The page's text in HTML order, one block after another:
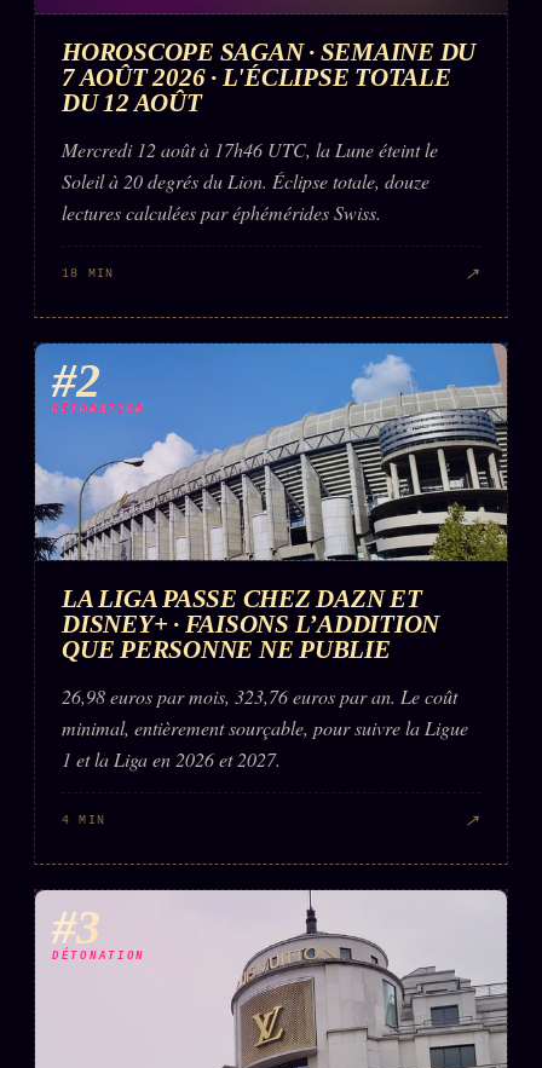
HOROSCOPE SAGAN · SEMAINE DU
7 AOÛT 2026 · L'ÉCLIPSE TOTALE
DU 12 AOÛT
Mercredi 12 août à 17h46 UTC, la Lune éteint le
Soleil à 20 degrés du Lion. Éclipse totale, douze
lectures calculées par éphémérides Swiss.
18 MIN ↗
#2
DÉTONATION
LA LIGA PASSE CHEZ DAZN ET
DISNEY+ · FAISONS L’ADDITION
QUE PERSONNE NE PUBLIE
26,98 euros par mois, 323,76 euros par an. Le coût
minimal, entièrement sourçable, pour suivre la Ligue
1 et la Liga en 2026 et 2027.
4 MIN ↗
#3
DÉTONATION